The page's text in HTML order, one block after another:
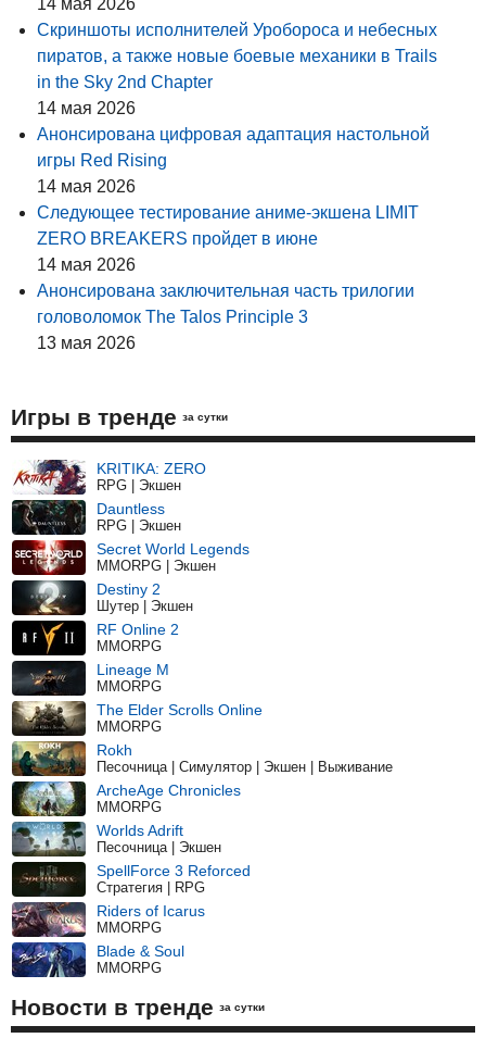
Скриншоты исполнителей Уробороса и небесных
пиратов, а также новые боевые механики в Trails
in the Sky 2nd Chapter
14 мая 2026
Анонсирована цифровая адаптация настольной
игры Red Rising
14 мая 2026
Следующее тестирование аниме-экшена LIMIT
ZERO BREAKERS пройдет в июне
14 мая 2026
Анонсирована заключительная часть трилогии
головоломок The Talos Principle 3
13 мая 2026
Игры в тренде за сутки
KRITIKA: ZERO
RPG | Экшен
Dauntless
RPG | Экшен
Secret World Legends
MMORPG | Экшен
Destiny 2
Шутер | Экшен
RF Online 2
MMORPG
Lineage M
MMORPG
The Elder Scrolls Online
MMORPG
Rokh
Песочница | Симулятор | Экшен | Выживание
ArcheAge Chronicles
MMORPG
Worlds Adrift
Песочница | Экшен
SpellForce 3 Reforced
Стратегия | RPG
Riders of Icarus
MMORPG
Blade & Soul
MMORPG
Новости в тренде за сутки